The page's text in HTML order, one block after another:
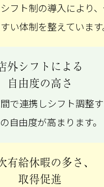
フト制の導入により
い体制を整えています
外シフトによる
自由度の高さ
で連携しシフト調整
自由度が高まります。
有給休暇の多さ、
取得促進